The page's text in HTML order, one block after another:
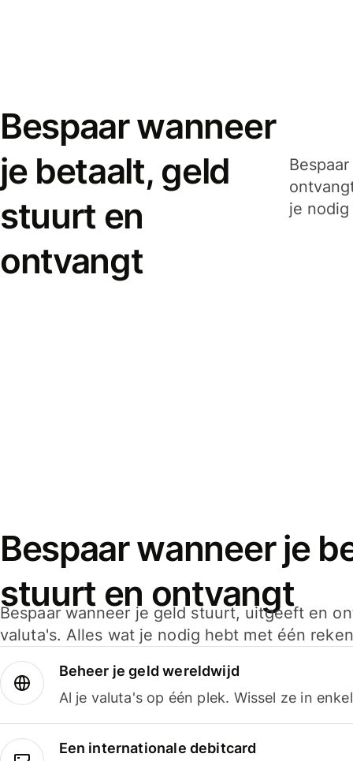
Bespaar wanneer
je betaalt, geld
stuurt en
ontvangt
je
Bespaar wanneer je
stuurt en ontvangt
Bespaar wanneer je geld stuurt, uitgeeft en
valuta's. Alles wat je nodig hebt met één
Beheer je geld wereldwijd
Al je valuta's op één plek. Wissel ze in
Een internationale debitcard